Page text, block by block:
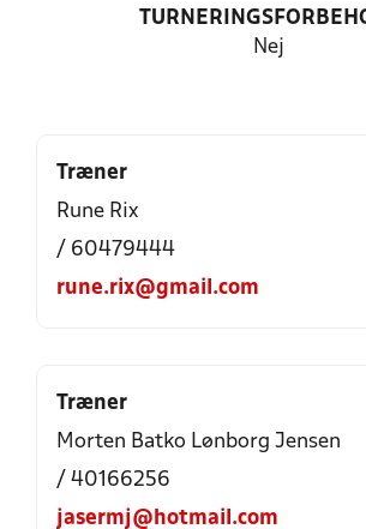
Nej
Træner
Rune Rix
/ 60479444
rune.rix@gmail.com
Træner
Morten Batko Lønborg Jensen
/ 40166256
jasermj@hotmail.com